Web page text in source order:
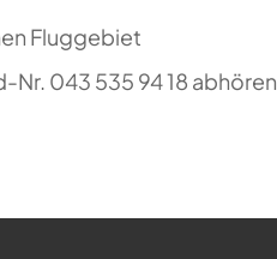
Fluggebiet
043 535 94 18 abhören